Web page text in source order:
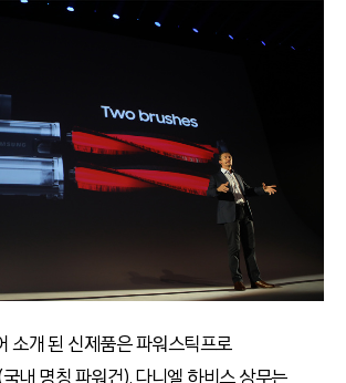
소개 된 신제품은 파워스틱프로
내 명칭 파워건). 다니엘 하비스 상무는